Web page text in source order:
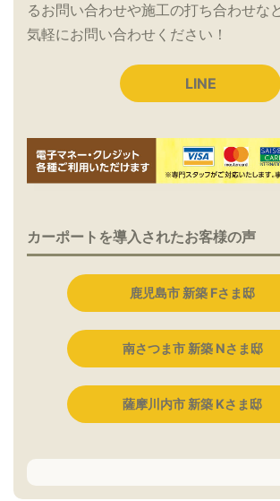
るお問い合わせや施工の打ち合わせな
気軽にお問い合わせください！
LINE
カーポートを導入されたお客様の声
鹿児島市 新築 Fさま邸
南さつま市 新築 Nさま邸
薩摩川内市 新築 Kさま邸